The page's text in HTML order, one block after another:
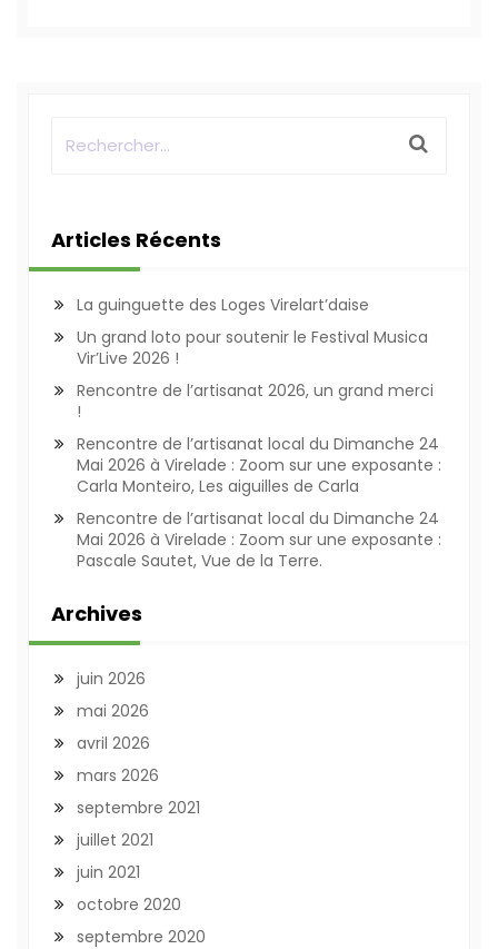
Articles Récents
La guinguette des Loges Virelart’daise
Un grand loto pour soutenir le Festival Musica
Vir’Live 2026 !
Rencontre de l’artisanat 2026, un grand merci
!
Rencontre de l’artisanat local du Dimanche 24
Mai 2026 à Virelade : Zoom sur une exposante :
Carla Monteiro, Les aiguilles de Carla
Rencontre de l’artisanat local du Dimanche 24
Mai 2026 à Virelade : Zoom sur une exposante :
Pascale Sautet, Vue de la Terre.
Archives
juin 2026
mai 2026
avril 2026
mars 2026
septembre 2021
juillet 2021
juin 2021
octobre 2020
septembre 2020